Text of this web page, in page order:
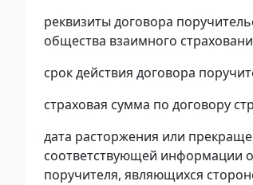
реквизиты договора
общества взаимного
срок действия договора
страховая сумма по договору
дата расторжения или
соответствующей информации
поручителя, являющихся